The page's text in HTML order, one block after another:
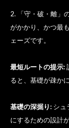
2. 「守・破・離」
がかかり、かつ最
ェーズです。
最短ルートの提示:
ると、基礎が疎か
基礎の深掘り: シュ
にするための設計